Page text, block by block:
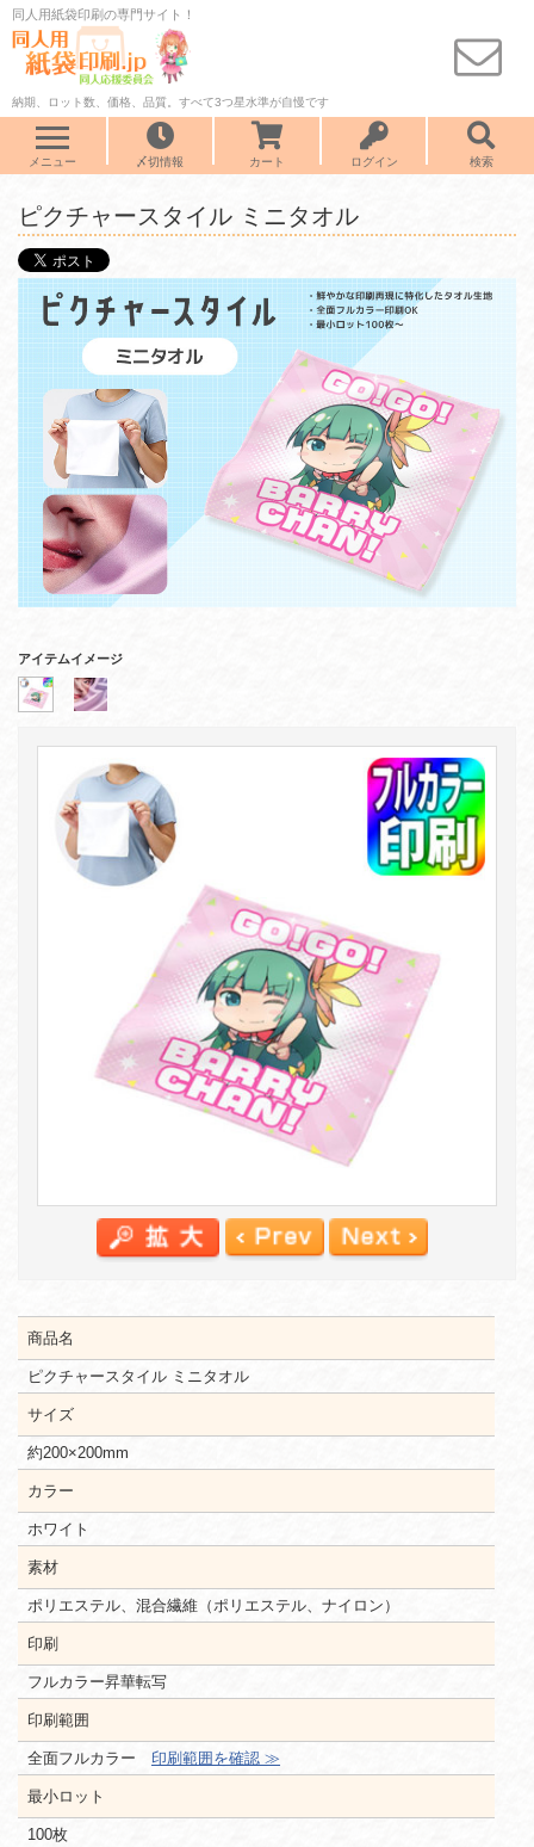
同人用紙袋印刷の専門サイト！
納期、ロット数、価格、品質。すべて3つ星水準が自慢です
メニュー 〆切情報 カート ログイン 検索
ピクチャースタイル ミニタオル
商品名
ピクチャースタイル ミニタオル
サイズ
約200×200mm
カラー
ホワイト
素材
ポリエステル、混合繊維（ポリエステル、ナイロン）
印刷
フルカラー昇華転写
印刷範囲
全面フルカラー 印刷範囲を確認 ≫
最小ロット
100枚
アイテムイメージ